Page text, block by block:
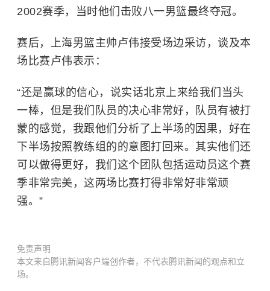
2002赛季，当时他们击败八一男篮最终夺冠。
赛后，上海男篮主帅卢伟接受场边采访，谈及本
场比赛卢伟表示：
“还是赢球的信心，说实话北京上来给我们当头
一棒，但是我们队员的决心非常好，队员有被打
蒙的感觉，我跟他们分析了上半场的因果，好在
下半场按照教练组的的意图打回来。其实他们还
可以做得更好，我们这个团队包括运动员这个赛
季非常完美，这两场比赛打得非常好非常顽
强。”
免责声明
本文来自腾讯新闻客户端创作者，不代表腾讯新闻的观点和立
场。